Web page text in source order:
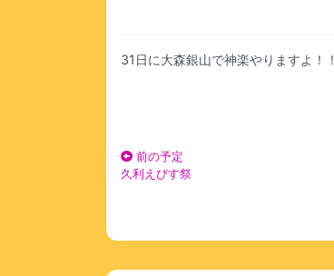
31日に大森銀山で神楽やりますよ！！
前の予定
久利えびす祭